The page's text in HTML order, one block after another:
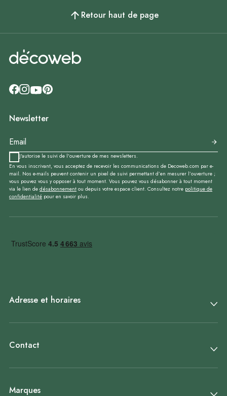
Retour haut de page
Newsletter
J'autorise le suivi de l'ouverture de mes newsletters.
En vous inscrivant, vous acceptez de recevoir les communications de Decoweb.com par e-
mail. Nos e-mails peuvent contenir un pixel de suivi permettant d’en mesurer l’ouverture ;
vous pouvez vous y opposer à tout moment. Vous pouvez vous désabonner à tout moment
via le lien de désabonnement ou depuis votre espace client. Consultez notre politique de
confidentialité pour en savoir plus.
Adresse et horaires
Contact
Marques